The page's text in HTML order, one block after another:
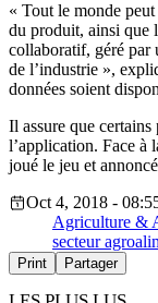
« Tout le monde
du produit, ainsi que
collaboratif, géré par
de l’industrie »,
données soient
Il assure que
l’application. Face à
joué le jeu et
Oct 4, 2018 -
Agriculture &
secteur
Print Partager